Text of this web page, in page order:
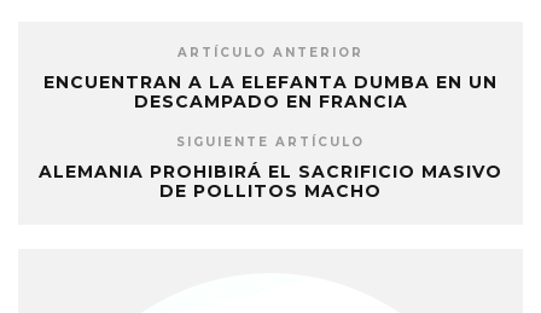
ARTÍCULO ANTERIOR
ENCUENTRAN A LA ELEFANTA DUMBA EN UN
DESCAMPADO EN FRANCIA
SIGUIENTE ARTÍCULO
ALEMANIA PROHIBIRÁ EL SACRIFICIO MASIVO
DE POLLITOS MACHO